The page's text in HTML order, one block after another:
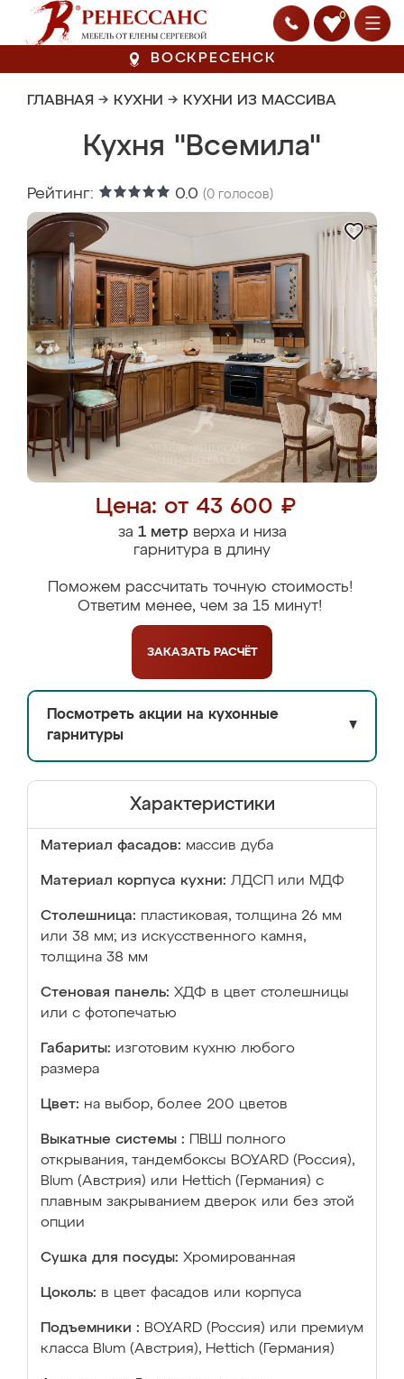
0
ВОСКРЕСЕНСК
ГЛАВНАЯ → КУХНИ → КУХНИ ИЗ МАССИВА
Кухня "Всемила"
Рейтинг: 0.0 (0 голосов)
Цена: от 43 600 ₽
за 1 метрверха и низа
гарнитура в длину
Поможем рассчитать точную стоимость!
Ответим менее, чем за 15 минут!
ЗАКАЗАТЬ РАСЧЁТ
Посмотреть акции на кухонные
гарнитуры
▼
Характеристики
Материал фасадов: массив дуба
Материал корпуса кухни: ЛДСП или МДФ
Столешница: пластиковая, толщина 26 мм
или 38 мм; из искусственного камня,
толщина 38 мм
Стеновая панель: ХДФ в цвет столешницы
или с фотопечатью
Габариты: изготовим кухню любого
размера
Цвет: на выбор, более 200 цветов
Выкатные системы :
ПВШ полного
открывания, тандембоксы BOYARD (Россия),
Blum (Австрия) или Hettich (Германия) с
плавным закрыванием дверок или без этой
опции
Сушка для посуды: Хромированная
Цоколь: в цвет фасадов или корпуса
Подъемники : BOYARD (Россия) или премиум
класса Blum (Австрия), Hettich (Германия)